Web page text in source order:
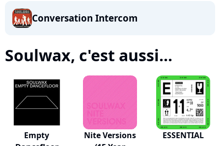
Conversation Intercom
Soulwax, c'est aussi...
Empty
Nite Versions
ESSENTIAL